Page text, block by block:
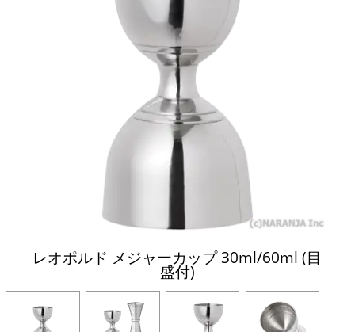
レオポルド メジャーカップ 30ml/60ml (目
盛付)